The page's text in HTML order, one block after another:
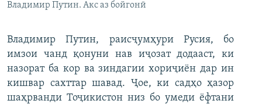
Владимир Путин. Акс аз бойгонӣ
Владимир Путин, раисҷумҳури Русия, бо
имзои чанд қонуни нав иҷозат додааст, ки
назорат ба кор ва зиндагии хориҷиён дар ин
кишвар сахттар шавад. Ҷое, ки садҳо ҳазор
шаҳрванди Тоҷикистон низ бо умеди ёфтани